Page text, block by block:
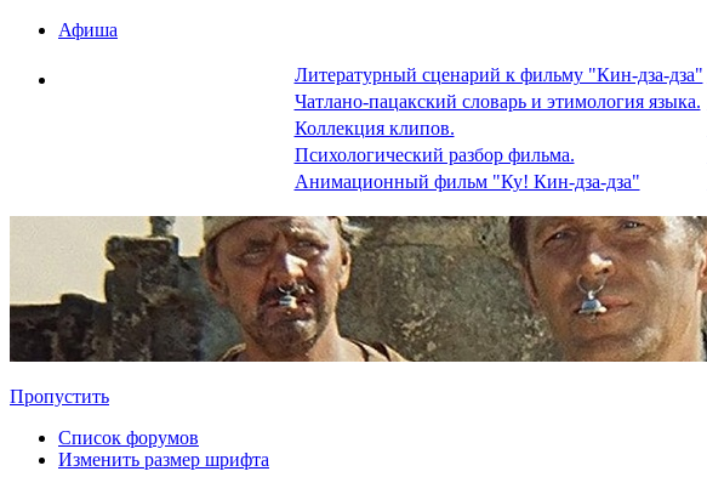
Афиша
Литературный сценарий к фильму "Кин-дза-дза"
Чатлано-пацакский словарь и этимология языка.
Коллекция клипов.
Психологический разбор фильма.
Анимационный фильм "Ку! Кин-дза-дза"
Пропустить
Список форумов
Изменить размер шрифта